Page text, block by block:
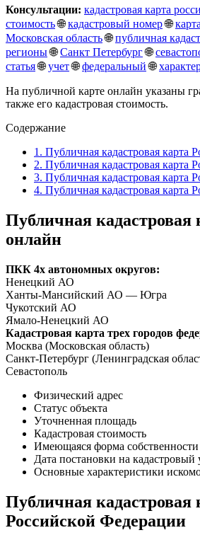
Консультации: кадастровая карта
стоимость🌐кадастровый номер🌐
Московская область🌐публичная
регионы🌐Санкт Петербург🌐
статья🌐учет🌐федеральный🌐
На публичной карте онлайн указаны
также его кадастровая стоимость.
Содержание
1. Публичная кадастровая карта
2. Публичная кадастровая карта
3. Публичная кадастровая карта
4. Публичная кадастровая карта
Публичная кадастровая
онлайн
ПКК 4х автономных округов:
Ненецкий АО
Ханты-Мансийский АО — Югра
Чукотский АО
Ямало-Ненецкий АО
Кадастровая карта трех городов
Москва (Московская область)
Санкт-Петербург (Ленинградская
Севастополь
Физический адрес
Статус объекта
Уточненная площадь
Кадастровая стоимость
Имеющаяся форма собственности
Дата постановки на кадастровый
Основные характеристики
Публичная кадастровая
Российской Федерации